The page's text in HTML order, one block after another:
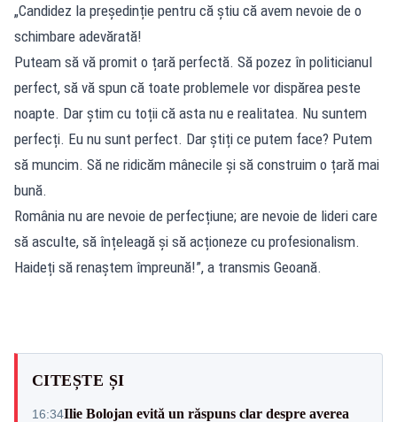
„Candidez la președinție pentru că știu că avem nevoie de o
schimbare adevărată!
Puteam să vă promit o țară perfectă. Să pozez în politicianul
perfect, să vă spun că toate problemele vor dispărea peste
noapte. Dar știm cu toții că asta nu e realitatea. Nu suntem
perfecți. Eu nu sunt perfect. Dar știți ce putem face? Putem
să muncim. Să ne ridicăm mânecile și să construim o țară mai
bună.
România nu are nevoie de perfecțiune; are nevoie de lideri care
să asculte, să înțeleagă și să acționeze cu profesionalism.
Haideți să renaștem împreună!”, a transmis Geoană.
CITEȘTE ȘI
16:34Ilie Bolojan evită un răspuns clar despre averea